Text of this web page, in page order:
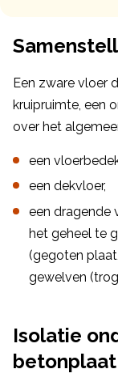
Een zware vloer
kruipruimte, een
over het
een
een dekvloer,
een dragende
het geheel te
(gegoten
gewelven
Isolatie
betonplaat